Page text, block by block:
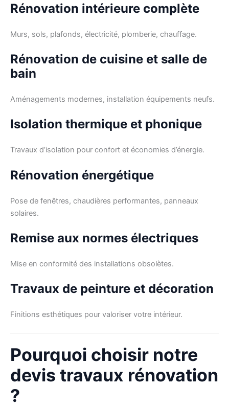
Rénovation intérieure complète
Murs, sols, plafonds, électricité, plomberie, chauffage.
Rénovation de cuisine et salle de
bain
Aménagements modernes, installation équipements neufs.
Isolation thermique et phonique
Travaux d’isolation pour confort et économies d’énergie.
Rénovation énergétique
Pose de fenêtres, chaudières performantes, panneaux
solaires.
Remise aux normes électriques
Mise en conformité des installations obsolètes.
Travaux de peinture et décoration
Finitions esthétiques pour valoriser votre intérieur.
Pourquoi choisir notre
devis travaux rénovation
?